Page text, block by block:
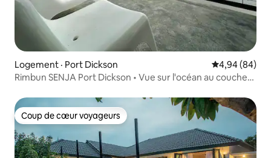
Logement · Port Dickson Note
4,94 (84)
Rimbun SENJA Port Dickson • Vue sur l'océan au coucher
Coup de cœur voyageurs
Coup de cœur voyageurs